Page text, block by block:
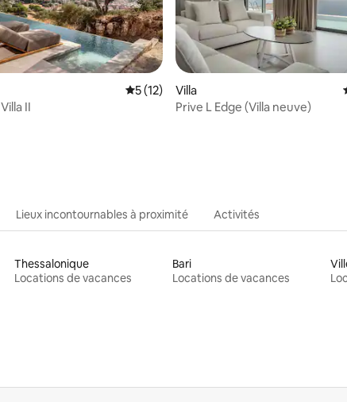
la base de 51 commentaires : 5 sur 5
Évaluation moyenne sur la base de 12
5 (12)
II
Villa
Prive L Edge (Villa neuve)
Lieux incontournables à proximité Activités
Thessalonique
Locations de vacances
Bari
Locations de vacances